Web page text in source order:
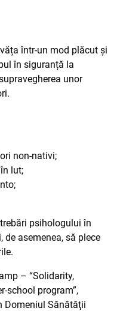
MEDIA
PREVENIREA
EDUCAȚIA SEXUALĂ
DE LA PARTENERII
PUBLICAȚII
într-un mod plăcut și
în siguranță la
unor
non-nativi;
lut;
psihologului în
asemenea, să plece
– “Solidarity,
school program”,
Domeniul Sănătăţii